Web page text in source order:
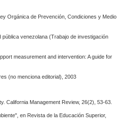
Orgánica de Prevención, Condiciones y Medio
venezolana (Trabajo de investigación
measurement and intervention: A guide for
(no menciona editorial), 2003
California Management Review, 26(2), 53-63.
en Revista de la Educación Superior,